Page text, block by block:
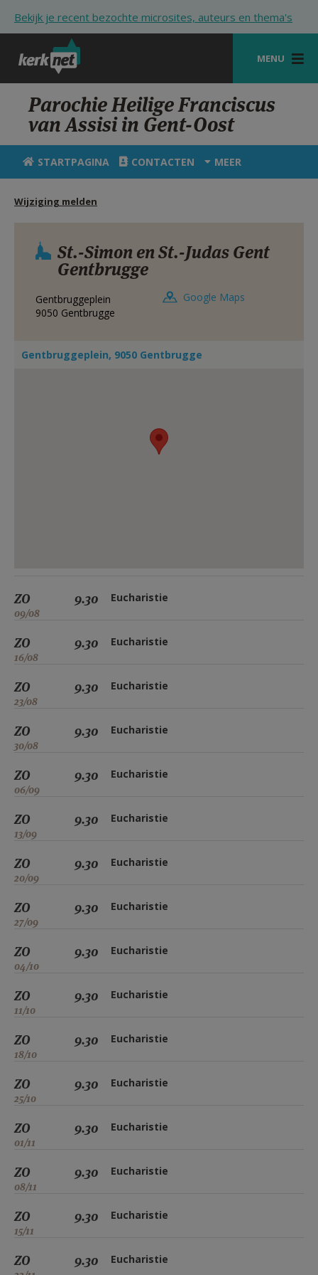
Bekijk je recent bezochte microsites, auteurs en thema's
MENU
STARTPAGINA
KERK
VIERINGEN
HULP
STARTPAGINA PORTAAL
MIJN PAROCHIE
Parochie Heilige Franciscus
van Assisi in Gent-Oost
STARTPAGINA CONTACTEN MEER
Wijziging melden
St.-Simon en St.-Judas Gent
Gentbrugge
Gentbruggeplein
9050 Gentbrugge
Google Maps
Gentbruggeplein, 9050 Gentbrugge
ZO
09/08
9.30 Eucharistie
ZO
16/08
9.30 Eucharistie
ZO
23/08
9.30 Eucharistie
ZO
30/08
9.30 Eucharistie
ZO
06/09
9.30 Eucharistie
ZO
13/09
9.30 Eucharistie
ZO
20/09
9.30 Eucharistie
ZO
27/09
9.30 Eucharistie
ZO
04/10
9.30 Eucharistie
ZO
11/10
9.30 Eucharistie
ZO
18/10
9.30 Eucharistie
ZO
25/10
9.30 Eucharistie
ZO
01/11
9.30 Eucharistie
ZO
08/11
9.30 Eucharistie
ZO
15/11
9.30 Eucharistie
ZO 9.30 Eucharistie